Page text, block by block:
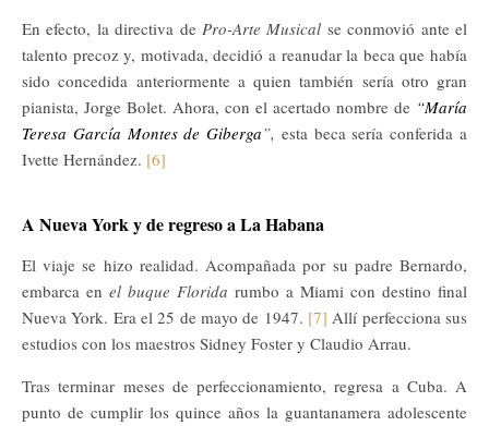
En efecto, la directiva de Pro-Arte Musical se conmovió ante el
talento precoz y, motivada, decidió a reanudar la beca que había
sido concedida anteriormente a quien también sería otro gran
pianista, Jorge Bolet. Ahora, con el acertado nombre de “María
Teresa García Montes de Giberga”, esta beca sería conferida a
Ivette Hernández. [6]
A Nueva York y de regreso a La Habana
El viaje se hizo realidad. Acompañada por su padre Bernardo,
embarca en el buque Florida rumbo a Miami con destino final
Nueva York. Era el 25 de mayo de 1947. [7] Allí perfecciona sus
estudios con los maestros Sidney Foster y Claudio Arrau.
Tras terminar meses de perfeccionamiento, regresa a Cuba. A
punto de cumplir los quince años la guantanamera adolescente